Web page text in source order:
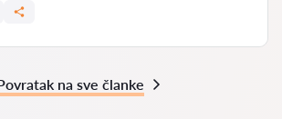
na sve članke